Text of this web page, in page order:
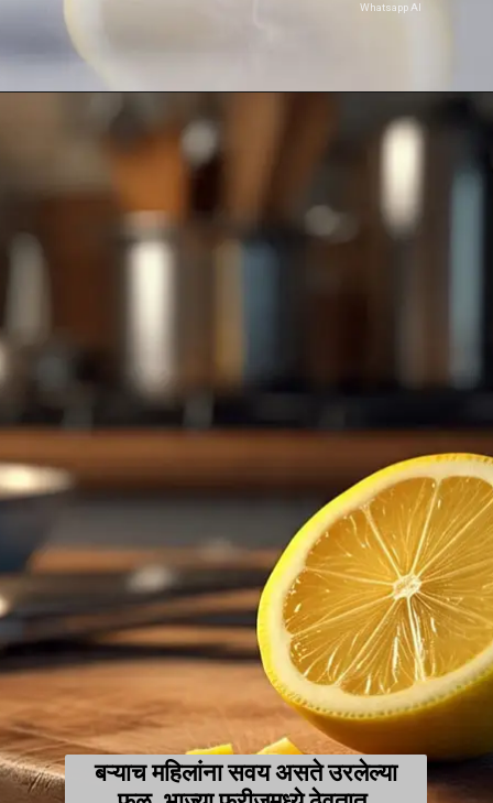
Whatsapp AI
बऱ्याच महिलांना सवय असते उरलेल्या